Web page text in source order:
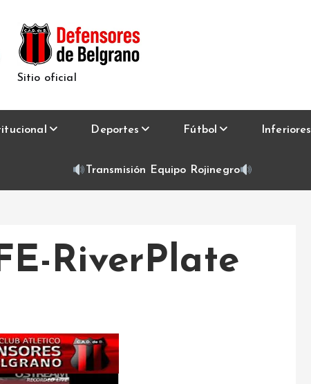
Sitio oficial
Deportes Fútbol Inferiores
Transmisión Equipo Rojinegro
RiverPlate